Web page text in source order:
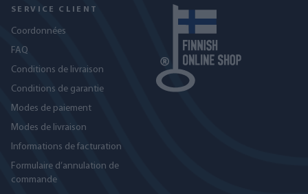
SERVICE CLIENT
Coordonnées
FAQ
Conditions de livraison
Conditions de garantie
Modes de paiement
Modes de livraison
Informations de facturation
Formulaire d’annulation de
commande